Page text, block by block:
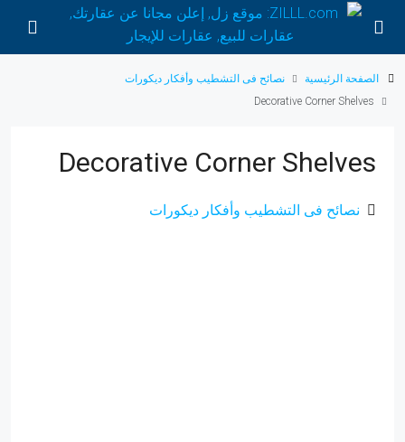
الصفحة الرئيسية
نصائح فى التشطيب وأفكار ديكورات
Decorative Corner Shelves
Decorative Corner Shelves
نصائح فى التشطيب وأفكار ديكورات